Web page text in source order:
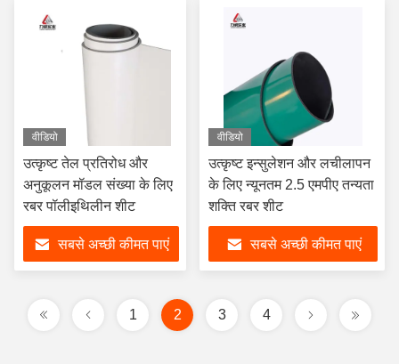
वीडियो
उत्कृष्ट तेल प्रतिरोध और
अनुकूलन मॉडल संख्या के लिए
रबर पॉलीइथिलीन शीट
सबसे अच्छी कीमत पाएं
वीडियो
उत्कृष्ट इन्सुलेशन और लचीलापन
के लिए न्यूनतम 2.5 एमपीए तन्यता
शक्ति रबर शीट
सबसे अच्छी कीमत पाएं
1 2 3 4